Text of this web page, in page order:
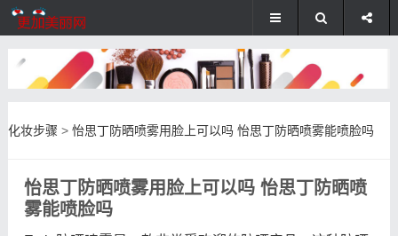
化妆步骤 > 怡思丁防晒喷雾用脸上可以吗 怡思丁防晒喷雾能喷脸吗
怡思丁防晒喷雾用脸上可以吗 怡思丁防晒喷
雾能喷脸吗